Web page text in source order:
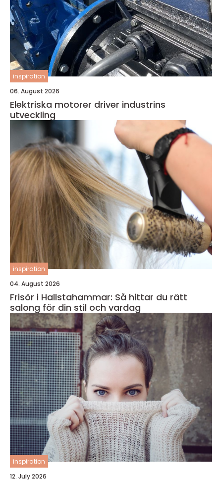
inspiration
06. August 2026
Elektriska motorer driver industrins
utveckling
inspiration
04. August 2026
Frisör i Hallstahammar: Så hittar du rätt
salong för din stil och vardag
inspiration
12. July 2026